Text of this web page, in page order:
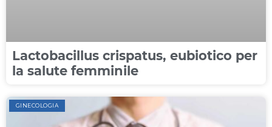
Lactobacillus crispatus, eubiotico per
la salute femminile
GINECOLOGIA